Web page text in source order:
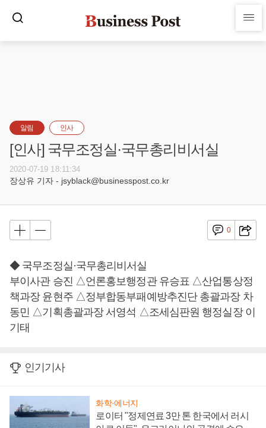
알림 인사
[인사] 국무조정실·국무총리비서실
2020-07-19 18:11:34
장상유 기자 - jsyblack@businesspost.co.kr
0
◆ 국무조정실·국무총리비서실
부이사관 승진 △언론홍보행정관 유승표 △산업통상정
책과장 윤현주 △정부합동부패예방추진단 총괄과장 차
동민 △기획총괄과장 서영석 △조세심판원 행정실장 이
기태
인기기사
화학·에너지
로이터 "정제연료 3만 톤 한국에서 러시